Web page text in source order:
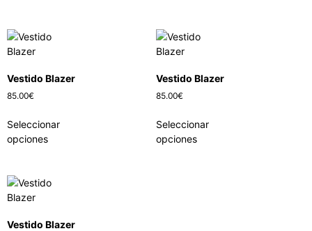
Vestido Blazer
85.00€
Seleccionar
opciones
Vestido Blazer
85.00€
Seleccionar
opciones
Vestido Blazer